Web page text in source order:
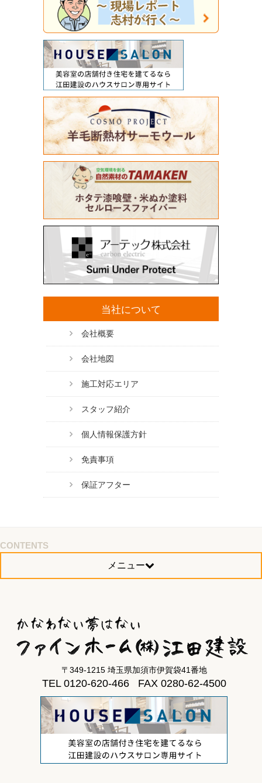
当社について
会社概要
会社地図
施工対応エリア
スタッフ紹介
個人情報保護方針
免責事項
保証アフター
CONTENTS
メニュー
〒349-1215 埼玉県加須市伊賀袋41番地
TEL 0120-620-466 FAX 0280-62-4500